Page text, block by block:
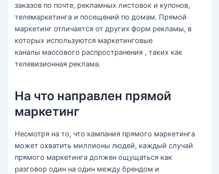
заказов по почте, рекламных листовок и купонов,
телемаркетинга и посещений по домам. Прямой
маркетинг отличается от других форм рекламы, в
которых используются маркетинговые
каналы массового распространения , таких как
телевизионная реклама.
На что направлен прямой
маркетинг
Несмотря на то, что кампания прямого маркетинга
может охватить миллионы людей, каждый случай
прямого маркетинга должен ощущаться как
разговор один на один между брендом и